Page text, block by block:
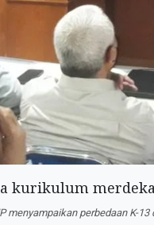
menyampaikan perbedaan K-